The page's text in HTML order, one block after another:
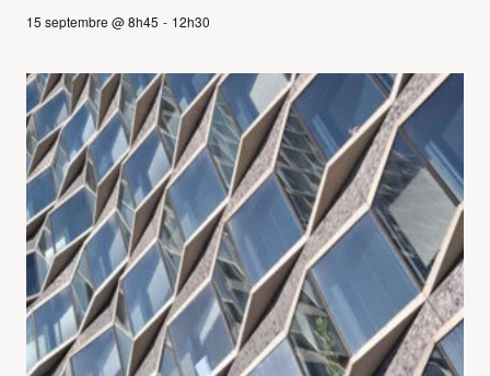
15 septembre @ 8h45 - 12h30